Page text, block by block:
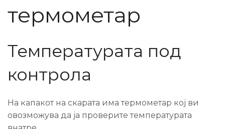
термометар
Температурата под
контрола
На капакот на скарата има термометар кој ви
овозможува да ја проверите температурата